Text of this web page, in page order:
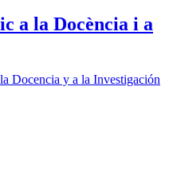
a la Docència i a
Docencia y a la Investigación